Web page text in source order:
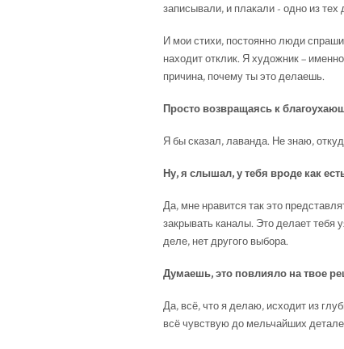
записывали, и плакали - одно из
И мои стихи, постоянно люди
находит отклик. Я художник –
причина, почему ты это делаешь.
Просто возвращаясь к
Я бы сказал, лаванда. Не знаю,
Ну, я слышал, у тебя вроде как
Да, мне нравится так это
закрывать каналы. Это делает тебя
деле, нет другого выбора.
Думаешь, это повлияло на твое
Да, всё, что я делаю, исходит из
всё чувствую до мельчайших